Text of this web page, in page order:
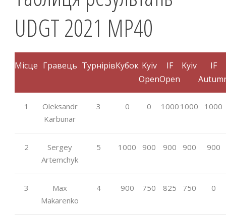
UDGT 2021 MP40
Місце Гравець ТурнірівКубок Kyiv
Open
IF
Open
Kyiv
IF
1
Oleksandr
Karbunar
3 0 0 1000 1000 1000
2
Sergey
Artemchyk
5 1000 900 900 900 900
3
Max
Makarenko
4 900 750 825 750 0